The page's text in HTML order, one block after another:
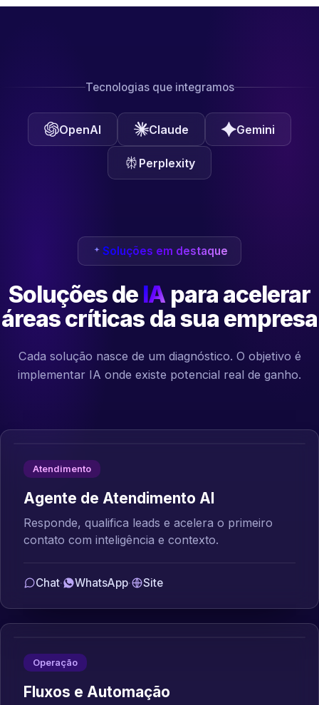
Tecnologias que integramos
OpenAI Claude Gemini
Perplexity
Soluções em destaque
Soluções de IA para acelerar
áreas críticas da sua empresa
Cada solução nasce de um diagnóstico. O objetivo é
implementar IA onde existe potencial real de ganho.
Atendimento
Agente de Atendimento AI
Responde, qualifica leads e acelera o primeiro
contato com inteligência e contexto.
Chat· WhatsApp· Site
Operação
Fluxos e Automação